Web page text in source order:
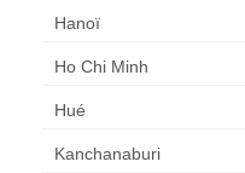
Hanoï
Ho Chi Minh
Hué
Kanchanaburi